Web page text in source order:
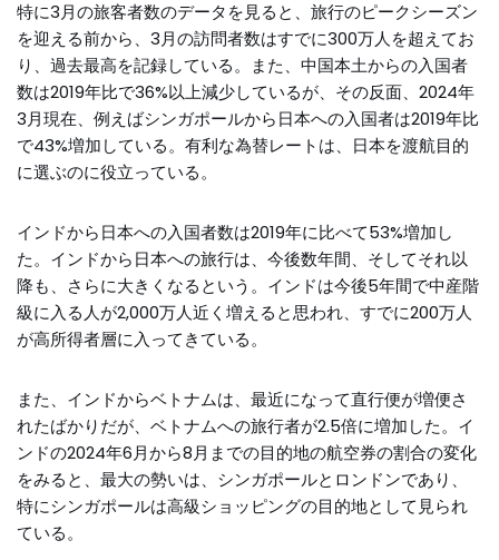
特に3月の旅客者数のデータを見ると、旅行のピークシーズン
を迎える前から、3月の訪問者数はすでに300万人を超えてお
り、過去最高を記録している。また、中国本土からの入国者
数は2019年比で36%以上減少しているが、その反面、2024年
3月現在、例えばシンガポールから日本への入国者は2019年比
で43%増加している。有利な為替レートは、日本を渡航目的
に選ぶのに役立っている。
インドから日本への入国者数は2019年に比べて53%増加し
た。インドから日本への旅行は、今後数年間、そしてそれ以
降も、さらに大きくなるという。インドは今後5年間で中産階
級に入る人が2,000万人近く増えると思われ、すでに200万人
が高所得者層に入ってきている。
また、インドからベトナムは、最近になって直行便が増便さ
れたばかりだが、ベトナムへの旅行者が2.5倍に増加した。イ
ンドの2024年6月から8月までの目的地の航空券の割合の変化
をみると、最大の勢いは、シンガポールとロンドンであり、
特にシンガポールは高級ショッピングの目的地として見られ
ている。